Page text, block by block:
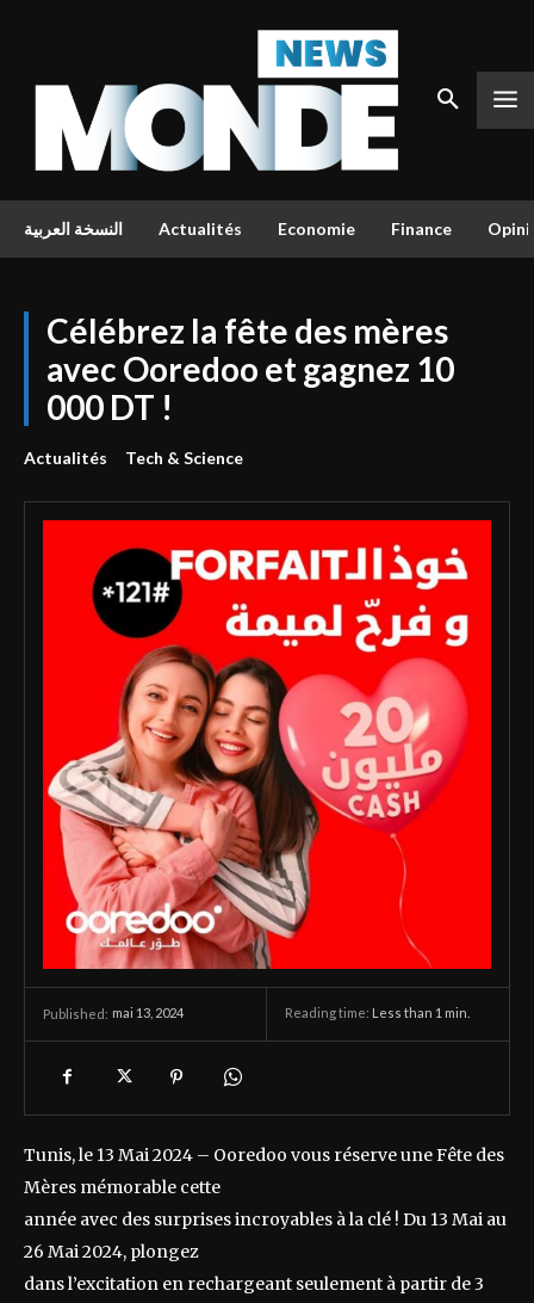
النسخة العربية Actualités Economie Finance
Célébrez la fête des mères
avec Ooredoo et gagnez 10
000 DT !
Actualités Tech & Science
Published: mai 13, 2024 Reading time: Less than 1 min.
Tunis, le 13 Mai 2024 – Ooredoo vous réserve une Fête des
Mères mémorable cette
année avec des surprises incroyables à la clé ! Du 13 Mai au
26 Mai 2024, plongez
dans l’excitation en rechargeant seulement à partir de 3